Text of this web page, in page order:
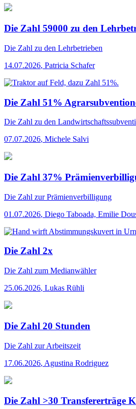
Die Zahl 59000 zu den
Die Zahl zu den Lehrbetrieben
14.07.2026, Patricia Schafer
Die Zahl 51%
Die Zahl zu den
07.07.2026, Michele Salvi
Die Zahl 37%
Die Zahl zur Prämienverbilligung
01.07.2026, Diego Taboada, Emilie
Die Zahl 2x
Die Zahl zum Medianwähler
25.06.2026, Lukas Rühli
Die Zahl 20 Stunden
Die Zahl zur Arbeitszeit
17.06.2026, Agustina Rodriguez
Die Zahl >30 Transfererträge